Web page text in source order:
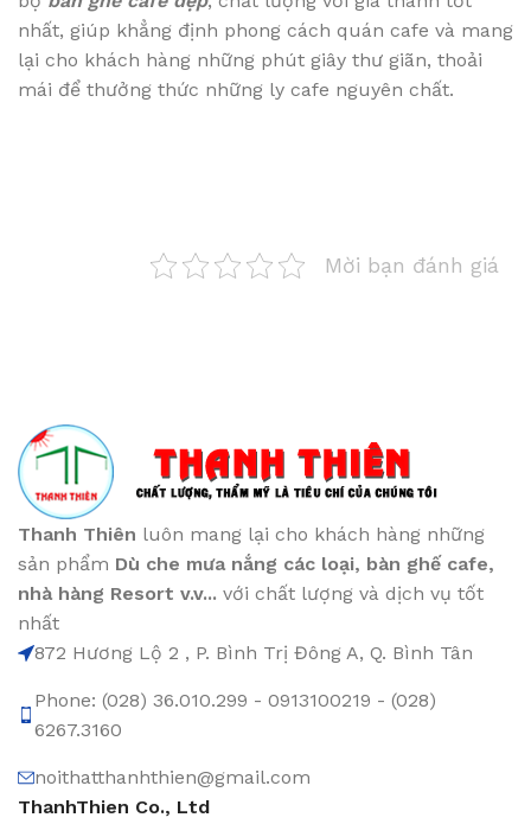
nhất, giúp khẳng định phong cách quán cafe và mang
lại cho khách hàng những phút giây thư giãn, thoải
mái để thưởng thức những ly cafe nguyên chất.
Mời bạn đánh giá
Thanh Thiên luôn mang lại cho khách hàng những
sản phẩm Dù che mưa nắng các loại, bàn ghế cafe,
nhà hàng Resort v.v... với chất lượng và dịch vụ tốt
nhất
872 Hương Lộ 2 , P. Bình Trị Đông A, Q. Bình Tân
Phone: (028) 36.010.299 - 0913100219 - (028)
6267.3160
noithatthanhthien@gmail.com
ThanhThien Co., Ltd